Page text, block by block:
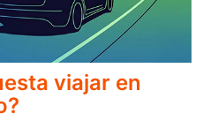
viajar en